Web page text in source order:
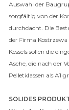
Auswahl der
sorgfältig von der
durchdacht. Die
der Firma
Kessels sollen die
Asche, die nach der
Pelletklassen als A1
SOLIDES